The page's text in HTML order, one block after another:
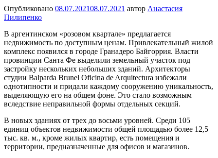
Опубликовано 08.07.202108.07.2021 автор Анастасия
Пилипенко
В аргентинском «розовом квартале» предлагается
недвижимость по доступным ценам. Привлекательный жилой
комплекс появился в городе Гранадеро Байгоррия. Власти
провинции Санта Фе выделили земельный участок под
застройку нескольких небольших зданий. Архитекторы
студии Balparda Brunel Oficina de Arquitectura избежали
однотипности и придали каждому сооружению уникальность,
выделяющую его на общем фоне. Это стало возможным
вследствие неправильной формы отдельных секций.
В новых зданиях от трех до восьми уровней. Среди 105
единиц объектов недвижимости общей площадью более 12,5
тыс. кв. м., кроме жилых квартир, есть помещения и
территории, предназначенные для офисов и магазинов.